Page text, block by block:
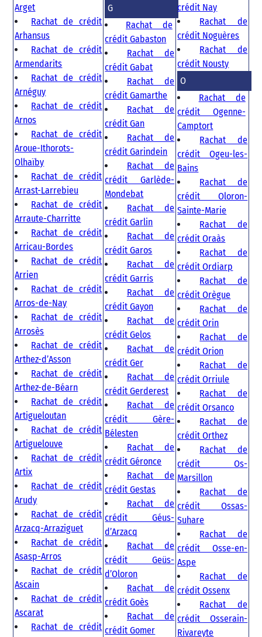
Arget
Rachat de crédit
Arhansus
Rachat de crédit
Armendarits
Rachat de crédit
Arnéguy
Rachat de crédit
Arnos
Rachat de crédit
Aroue-Ithorots-
Olhaïby
Rachat de crédit
Arrast-Larrebieu
Rachat de crédit
Arraute-Charritte
Rachat de crédit
Arricau-Bordes
Rachat de crédit
Arrien
Rachat de crédit
Arros-de-Nay
Rachat de crédit
Arrosès
Rachat de crédit
Arthez-d’Asson
Rachat de crédit
Arthez-de-Béarn
Rachat de crédit
Artigueloutan
Rachat de crédit
Artiguelouve
Rachat de crédit
Artix
Rachat de crédit
Arudy
Rachat de crédit
Arzacq-Arraziguet
Rachat de crédit
Asasp-Arros
Rachat de crédit
Ascain
Rachat de crédit
Ascarat
Rachat de crédit
G
Rachat de
crédit Gabaston
Rachat de
crédit Gabat
Rachat de
crédit Gamarthe
Rachat de
crédit Gan
Rachat de
crédit Garindein
Rachat de
crédit Garlède-
Mondebat
Rachat de
crédit Garlin
Rachat de
crédit Garos
Rachat de
crédit Garris
Rachat de
crédit Gayon
Rachat de
crédit Gelos
Rachat de
crédit Ger
Rachat de
crédit Gerderest
Rachat de
crédit Gère-
Bélesten
Rachat de
crédit Géronce
Rachat de
crédit Gestas
Rachat de
crédit Géus-
d’Arzacq
Rachat de
crédit Geüs-
d’Oloron
Rachat de
crédit Goès
Rachat de
crédit Gomer
crédit Nay
Rachat de
crédit Noguères
Rachat de
crédit Nousty
O
Rachat de
crédit Ogenne-
Camptort
Rachat de
crédit Ogeu-les-
Bains
Rachat de
crédit Oloron-
Sainte-Marie
Rachat de
crédit Oraàs
Rachat de
crédit Ordiarp
Rachat de
crédit Orègue
Rachat de
crédit Orin
Rachat de
crédit Orion
Rachat de
crédit Orriule
Rachat de
crédit Orsanco
Rachat de
crédit Orthez
Rachat de
crédit Os-
Marsillon
Rachat de
crédit Ossas-
Suhare
Rachat de
crédit Osse-en-
Aspe
Rachat de
crédit Ossenx
Rachat de
crédit Osserain-
Rivareyte